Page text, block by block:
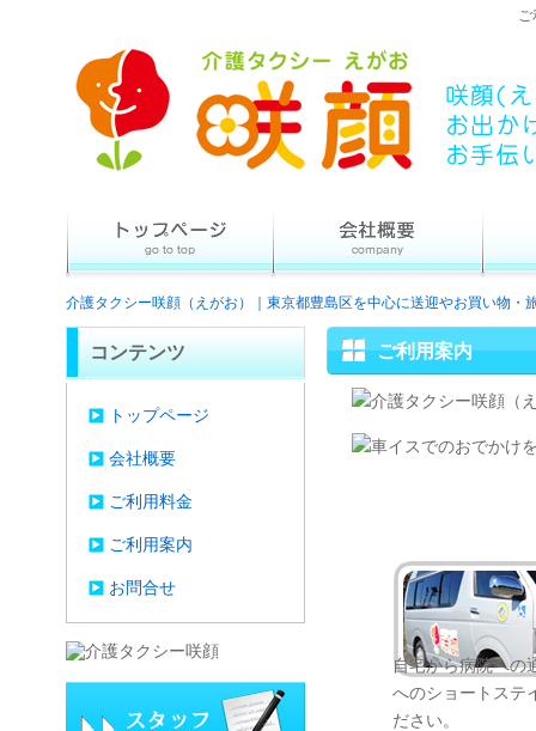
介護タクシー咲顔（えがお）｜東京都豊島区を中心に送迎やお買い物・
ご利用案内
自宅から病院への
へのショートステ
ださい。
コンテンツ
トップページ
会社概要
ご利用料金
ご利用案内
お問合せ